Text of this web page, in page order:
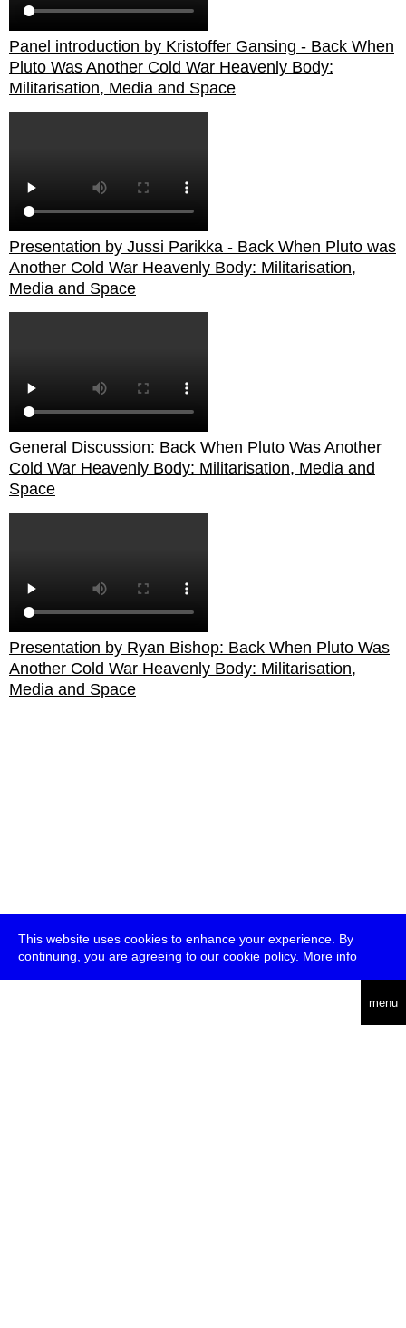
This website uses cookies to enhance your experience. By
continuing, you are agreeing to our cookie policy. More info
menu
Panel introduction by Kristoffer Gansing - Back When
Pluto Was Another Cold War Heavenly Body:
Militarisation, Media and Space
Presentation by Jussi Parikka - Back When Pluto was
Another Cold War Heavenly Body: Militarisation,
Media and Space
General Discussion: Back When Pluto Was Another
Cold War Heavenly Body: Militarisation, Media and
Space
Presentation by Ryan Bishop: Back When Pluto Was
Another Cold War Heavenly Body: Militarisation,
Media and Space